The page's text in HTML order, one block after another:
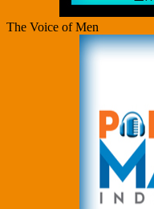
The Voice of Men